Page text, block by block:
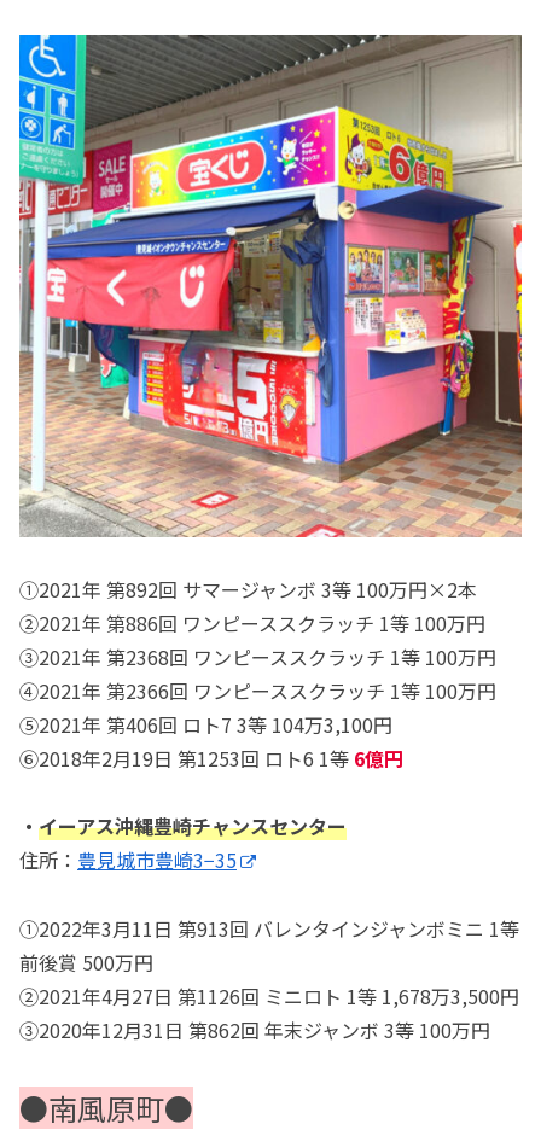
①2021年 第892回 サマージャンボ 3等 100万円×2本
②2021年 第886回 ワンピーススクラッチ 1等 100万円
③2021年 第2368回 ワンピーススクラッチ 1等 100万円
④2021年 第2366回 ワンピーススクラッチ 1等 100万円
⑤2021年 第406回 ロト7 3等 104万3,100円
⑥2018年2月19日 第1253回 ロト6 1等 6億円
・ イーアス沖縄豊崎チャンスセンター
住所： 豊見城市豊崎3−35
①2022年3月11日 第913回 バレンタインジャンボミニ 1等
前後賞 500万円
②2021年4月27日 第1126回 ミニロト 1等 1,678万3,500円
③2020年12月31日 第862回 年末ジャンボ 3等 100万円
●南風原町●